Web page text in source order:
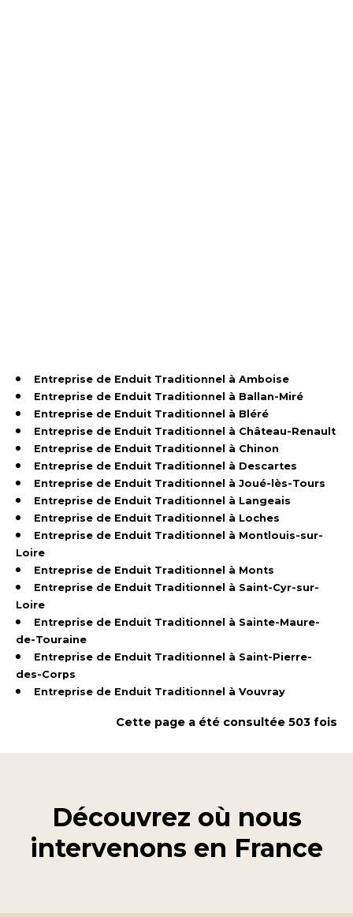
Entreprise de Enduit Traditionnel à Amboise
Entreprise de Enduit Traditionnel à Ballan-Miré
Entreprise de Enduit Traditionnel à Bléré
Entreprise de Enduit Traditionnel à Château-Renault
Entreprise de Enduit Traditionnel à Chinon
Entreprise de Enduit Traditionnel à Descartes
Entreprise de Enduit Traditionnel à Joué-lès-Tours
Entreprise de Enduit Traditionnel à Langeais
Entreprise de Enduit Traditionnel à Loches
Entreprise de Enduit Traditionnel à Montlouis-sur-
Loire
Entreprise de Enduit Traditionnel à Monts
Entreprise de Enduit Traditionnel à Saint-Cyr-sur-
Loire
Entreprise de Enduit Traditionnel à Sainte-Maure-
de-Touraine
Entreprise de Enduit Traditionnel à Saint-Pierre-
des-Corps
Entreprise de Enduit Traditionnel à Vouvray
Cette page a été consultée 503 fois
Découvrez où nous
intervenons en France